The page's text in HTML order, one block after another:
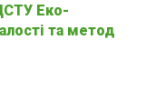
Еко-
та метод